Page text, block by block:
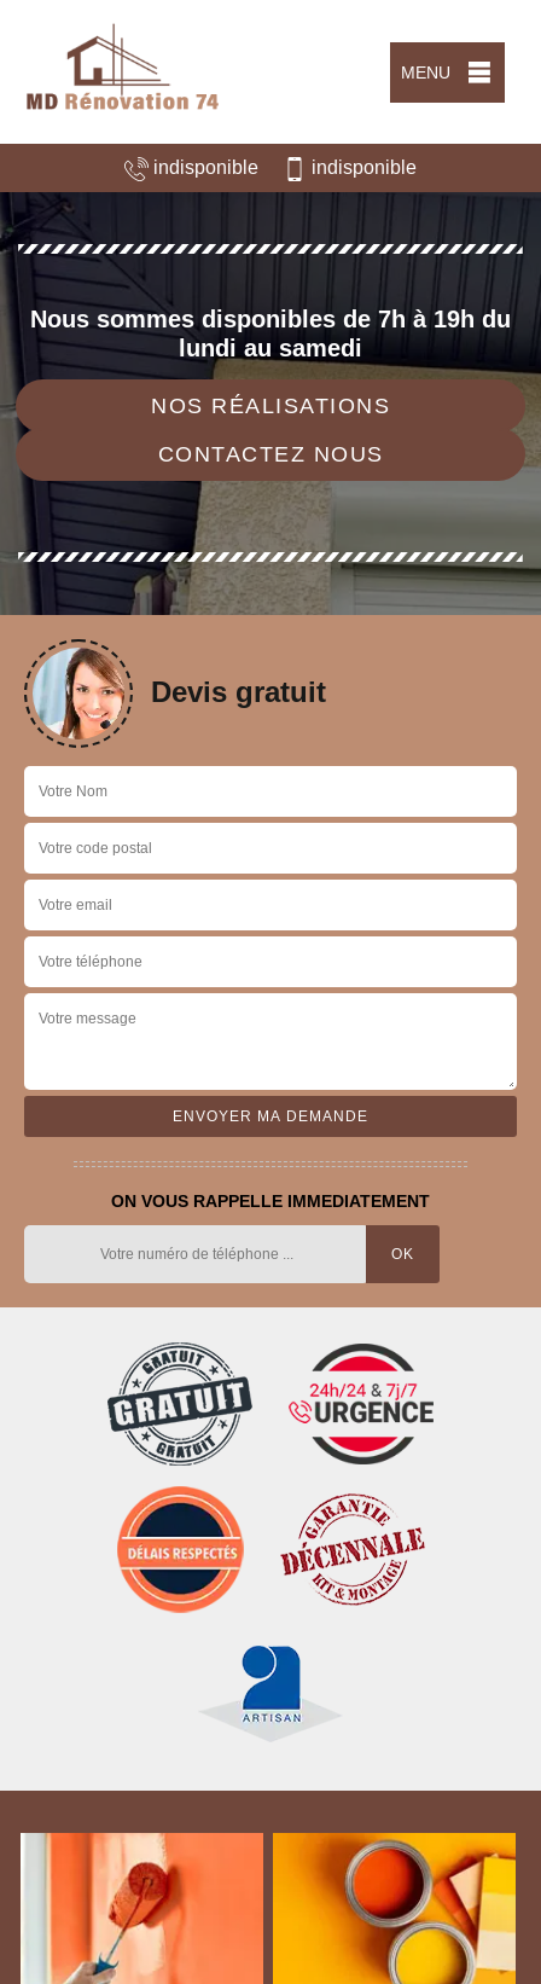
MENU
indisponible indisponible
Nous sommes disponibles de 7h à 19h du
lundi au samedi
NOS RÉALISATIONS
CONTACTEZ NOUS
Devis gratuit
ON VOUS RAPPELLE IMMEDIATEMENT